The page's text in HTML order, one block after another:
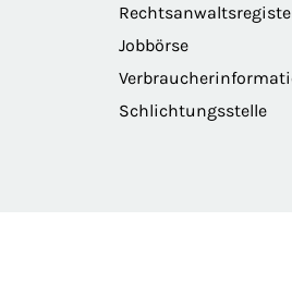
Jobbörse
Schlichtungsstelle